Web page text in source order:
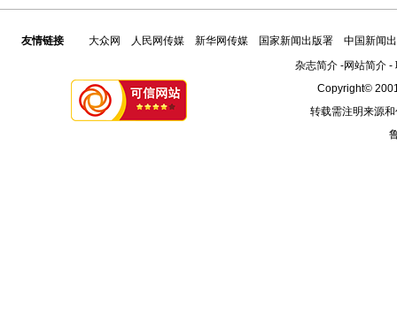
友情链接 大众网 人民网传媒 新华网传媒 国家新闻出版署
中国新闻
杂志简介-网站简介-
Copyright©
转载需注明来源